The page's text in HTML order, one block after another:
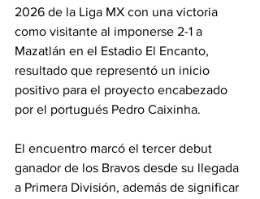
2026 de la Liga MX con una victoria
como visitante al imponerse 2-1 a
Mazatlán en el Estadio El Encanto,
resultado que representó un inicio
positivo para el proyecto encabezado
por el portugués Pedro Caixinha.
El encuentro marcó el tercer debut
ganador de los Bravos desde su llegada
a Primera División, además de significar